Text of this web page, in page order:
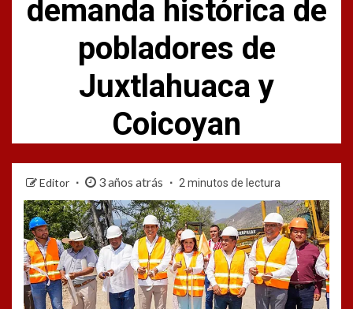
demanda histórica de
pobladores de
Juxtlahuaca y
Coicoyan
Editor 3 años atrás 2 minutos de lectura